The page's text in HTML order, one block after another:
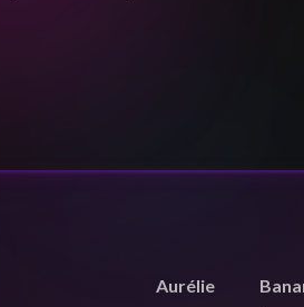
Erwan
Un